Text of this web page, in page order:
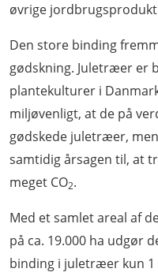
øvrige
Den store binding
gødskning. Juletræer er
plantekulturer i
miljøvenligt, at de på
gødskede juletræer,
samtidig årsagen til, at
meget CO2.
Med et samlet areal af
på ca. 19.000 ha udgør
binding i juletræer kun 1